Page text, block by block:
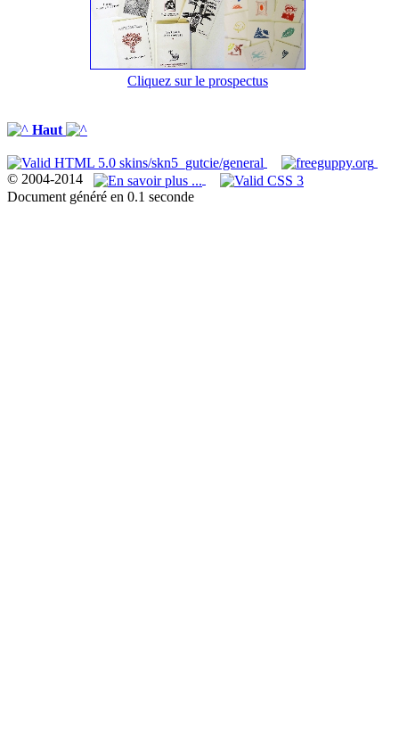
Cliquez sur le prospectus
Haut
© 2004-2014
Document généré en 0.1 seconde